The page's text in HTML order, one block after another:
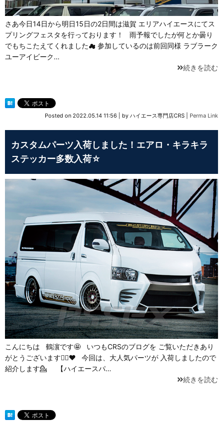
さあ今日14日から明日15日の2日間は滋賀 エリアハイエースにてス
プリングフェスタを行っております！ 雨予報でしたが何とか曇り
でもちこたえてくれました☁ 参加しているのは前回同様 ラブラーク
ユーアイビーク…
続きを読む
Posted on 2022.05.14 11:56 by ハイエース専門店CRS Perma Link
カスタムパーツ入荷しました！エアロ・キラキラ
ステッカー多数入荷☆
こんにちは 鶴濵です🤩 いつもCRSのブログを ご覧いただきあり
がとうございます🙇‍♀️❤ 今回は、大人気パーツが 入荷しましたので
紹介します💁 【ハイエースパ…
続きを読む